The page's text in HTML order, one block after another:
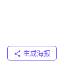
生成海报